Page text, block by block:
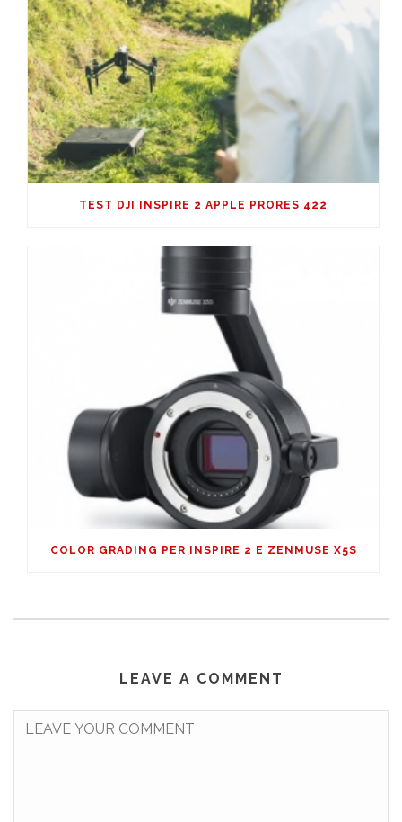
TEST DJI INSPIRE 2 APPLE PRORES 422
COLOR GRADING PER INSPIRE 2 E ZENMUSE X5S
LEAVE A COMMENT